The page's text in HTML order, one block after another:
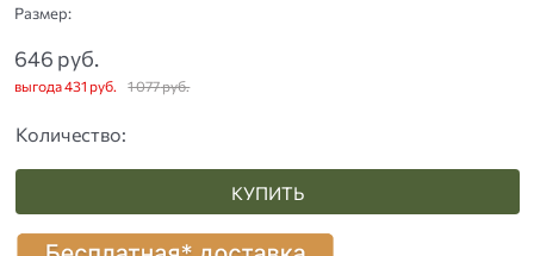
Размер:
1 077 руб.
646 руб.
выгода431 руб.
Количество:
КУПИТЬ